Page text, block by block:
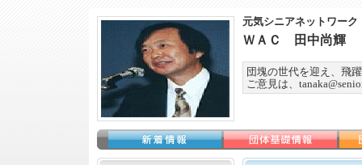
元気シニアネットワーク
ＷＡＣ 田中尚輝
団塊の世代を迎え、飛
ご意見は、